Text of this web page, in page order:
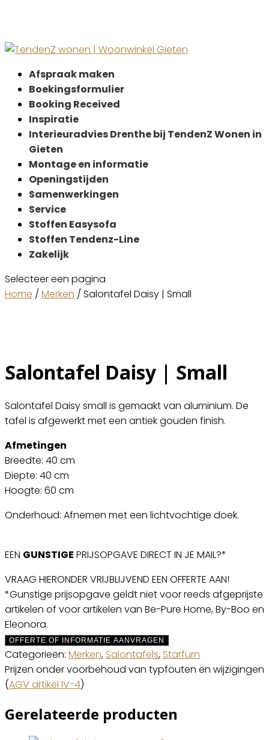
Afspraak maken
Boekingsformulier
Booking Received
Inspiratie
Interieuradvies Drenthe bij TendenZ Wonen in
Gieten
Montage en informatie
Openingstijden
Samenwerkingen
Service
Stoffen Easysofa
Stoffen Tendenz-Line
Zakelijk
Selecteer een pagina
Home / Merken / Salontafel Daisy | Small
Salontafel Daisy | Small
Salontafel Daisy small is gemaakt van aluminium. De
tafel is afgewerkt met een antiek gouden finish.
Afmetingen
Breedte: 40 cm
Diepte: 40 cm
Hoogte: 60 cm
Onderhoud: Afnemen met een lichtvochtige doek.
EEN GUNSTIGE PRIJSOPGAVE DIRECT IN JE MAIL?*
VRAAG HIERONDER VRIJBLIJVEND EEN OFFERTE AAN!
*Gunstige prijsopgave geldt niet voor reeds afgeprijste
artikelen of voor artikelen van Be-Pure Home, By-Boo en
Eleonora.
OFFERTE OF INFORMATIE AANVRAGEN
Categorieën: Merken, Salontafels, Starfurn
Prijzen onder voorbehoud van typfouten en wijzigingen
(AGV artikel IV-4)
Gerelateerde producten